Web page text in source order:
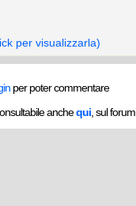
per visualizzarla)
per poter commentare
anchequi , sul forum.